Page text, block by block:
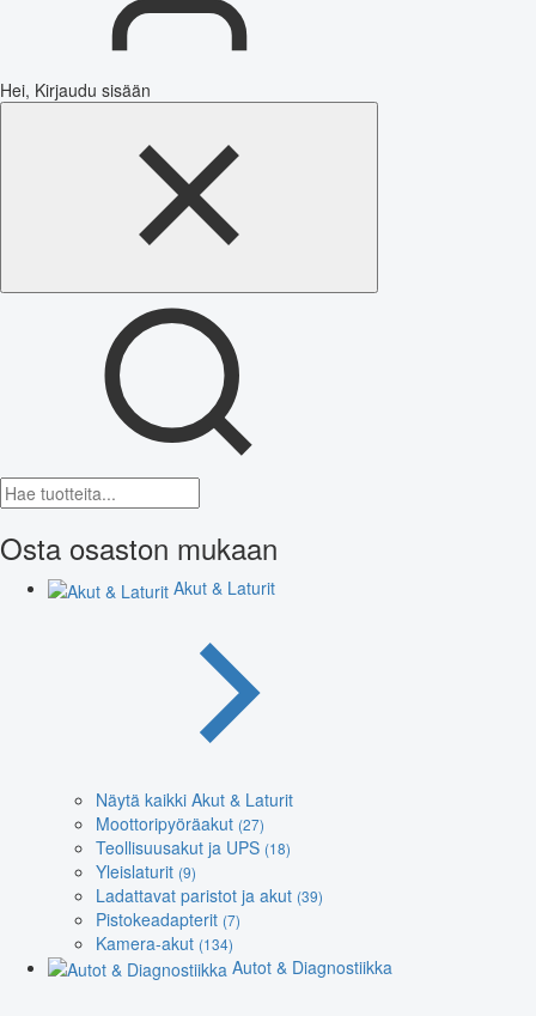
Hei, Kirjaudu sisään
Osta osaston mukaan
Akut & Laturit
Näytä kaikki Akut & Laturit
Moottoripyöräakut (27)
Teollisuusakut ja UPS (18)
Yleislaturit (9)
Ladattavat paristot ja akut (39)
Pistokeadapterit (7)
Kamera-akut (134)
Autot & Diagnostiikka